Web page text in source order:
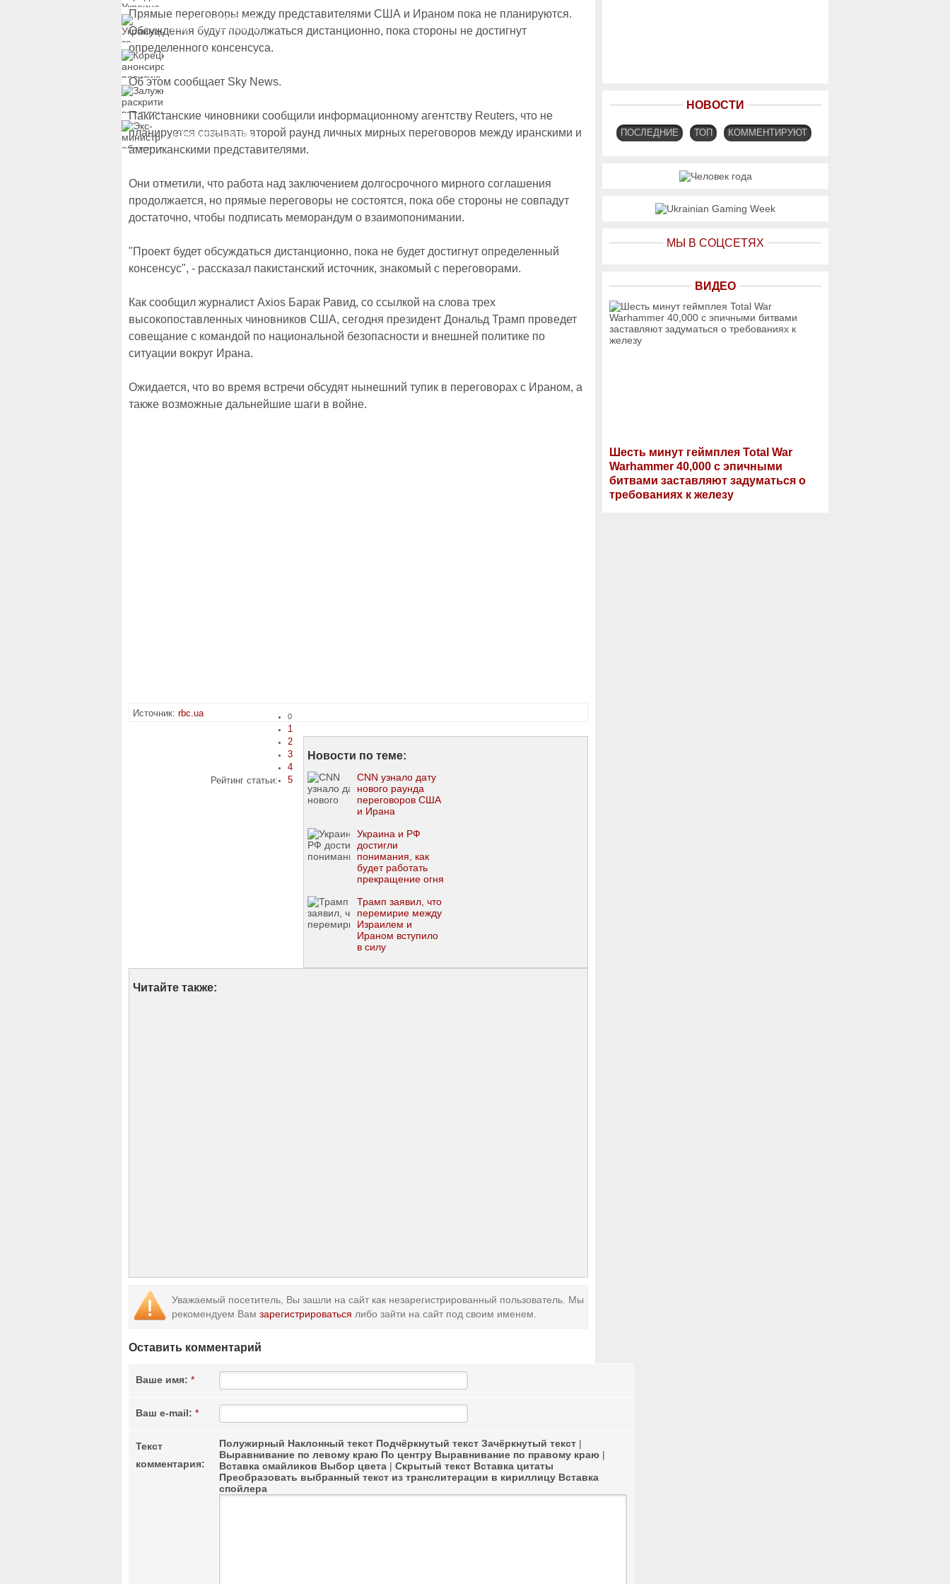
России
Украинцы за рубежом
могут потерять доступ
к госжилью и выплатам
Корецкий анонсировал
Залужный
НАТО и предлагает
и бывший секретарь
новую "вкусную"
Прямые переговоры между представителями США и Ираном пока не планируются.
Обсуждения будут продолжаться дистанционно, пока стороны не достигнут
определенного консенсуса.
Об этом сообщает Sky News.
Пакистанские чиновники сообщили информационному агентству Reuters, что не
планируется созывать второй раунд личных мирных переговоров между иранскими и
американскими представителями.
Они отметили, что работа над заключением долгосрочного мирного соглашения
продолжается, но прямые переговоры не состоятся, пока обе стороны не совпадут
достаточно, чтобы подписать меморандум о взаимопонимании.
"Проект будет обсуждаться дистанционно, пока не будет достигнут определенный
консенсус", - рассказал пакистанский источник, знакомый с переговорами.
Как сообщил журналист Axios Барак Равид, со ссылкой на слова трех
высокопоставленных чиновников США, сегодня президент Дональд Трамп проведет
совещание с командой по национальной безопасности и внешней политике по
ситуации вокруг Ирана.
Ожидается, что во время встречи обсудят нынешний тупик в переговорах с Ираном, а
также возможные дальнейшие шаги в войне.
Источник: rbc.ua
Рейтинг статьи:
0
1
2
3
4
5
Новости по теме:
CNN узнало дату
нового раунда
переговоров США
и Ирана
Украина и РФ
достигли
понимания, как
будет работать
прекращение огня
Трамп заявил, что
перемирие между
Израилем и
Ираном вступило
в силу
Читайте также:
Уважаемый посетитель, Вы зашли на сайт как незарегистрированный пользователь. Мы
рекомендуем Вам зарегистрироваться либо зайти на сайт под своим именем.
Оставить комментарий
Ваше имя: *
Ваш e-mail: *
Текст
комментария:
Полужирный Наклонный текст Подчёркнутый текст Зачёркнутый текст |
Выравнивание по левому краю По центру Выравнивание по правому краю |
Вставка смайликов Выбор цвета | Скрытый текст Вставка цитаты
Преобразовать выбранный текст из транслитерации в кириллицу Вставка
спойлера
НОВОСТИ
ПОСЛЕДНИЕ ТОП КОММЕНТИРУЮТ
МЫ В СОЦСЕТЯХ
ВИДЕО
Шесть минут геймплея Total War
Warhammer 40,000 с эпичными
битвами заставляют задуматься о
требованиях к железу